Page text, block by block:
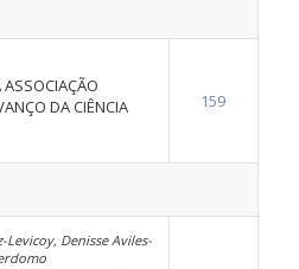
ASSOCIAÇÃO
DA CIÊNCIA
159
Denisse Aviles-